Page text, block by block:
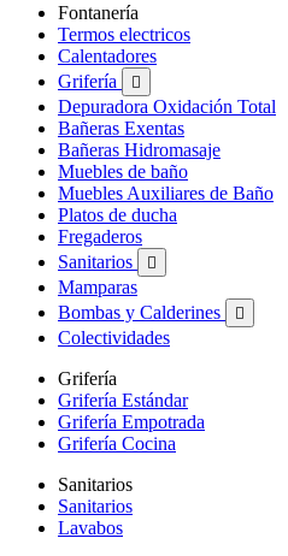
Fontanería
Termos electricos
Calentadores
Grifería

Depuradora Oxidación Total
Bañeras Exentas
Bañeras Hidromasaje
Muebles de baño
Muebles Auxiliares de Baño
Platos de ducha
Fregaderos
Sanitarios

Mamparas
Bombas y Calderines

Colectividades
Grifería
Grifería Estándar
Grifería Empotrada
Grifería Cocina
Sanitarios
Sanitarios
Lavabos